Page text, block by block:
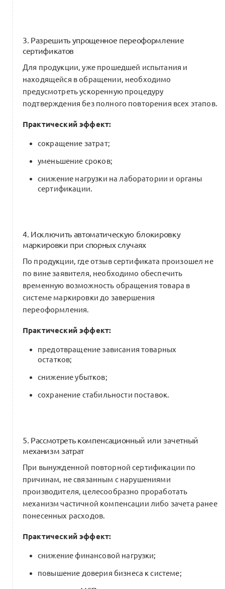
3. Разрешить упрощенное переоформление
сертификатов
Для продукции, уже прошедшей испытания и
находящейся в обращении, необходимо
предусмотреть ускоренную процедуру
подтверждения без полного повторения всех этапов.
Практический эффект:
сокращение затрат;
уменьшение сроков;
снижение нагрузки на лаборатории и органы
сертификации.
4. Исключить автоматическую блокировку
маркировки при спорных случаях
По продукции, где отзыв сертификата произошел не
по вине заявителя, необходимо обеспечить
временную возможность обращения товара в
системе маркировки до завершения
переоформления.
Практический эффект:
предотвращение зависания товарных
остатков;
снижение убытков;
сохранение стабильности поставок.
5. Рассмотреть компенсационный или зачетный
механизм затрат
При вынужденной повторной сертификации по
причинам, не связанным с нарушениями
производителя, целесообразно проработать
механизм частичной компенсации либо зачета ранее
понесенных расходов.
Практический эффект:
снижение финансовой нагрузки;
повышение доверия бизнеса к системе;